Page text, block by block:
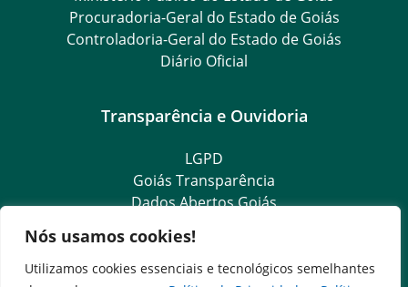
Nós usamos cookies!
Utilizamos cookies essenciais e tecnológicos semelhantes
Procuradoria-Geral do Estado de Goiás
Controladoria-Geral do Estado de Goiás
Diário Oficial
Transparência e Ouvidoria
LGPD
Goiás Transparência
Dados Abertos Goiás
Ouvidoria Geral
SIC – Serviço de Informação ao Cidadão